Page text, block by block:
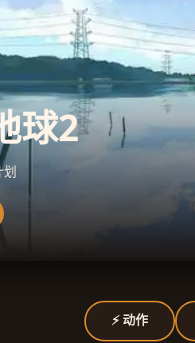
球2
⚡ 动作